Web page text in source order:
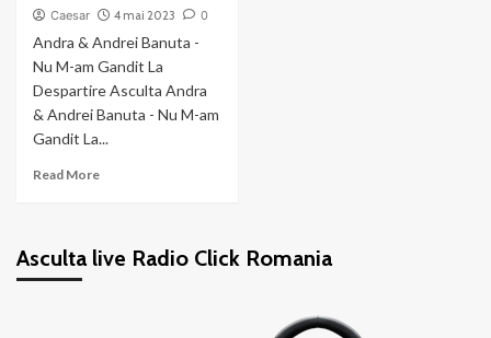
Caesar 4 mai 2023 0
Andra & Andrei Banuta -
Nu M-am Gandit La
Despartire Asculta Andra
& Andrei Banuta - Nu M-am
Gandit La...
Read MoreRead
&
Asculta live Radio Click Romania